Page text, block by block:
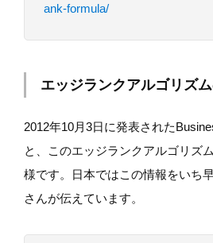
ank-formula/
エッジランクアルゴリズ
2012年10月3日に発表された
と、このエッジランクアルゴリズ
様です。日本ではこの情報をいち
さんが伝えています。